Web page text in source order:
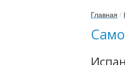
Главная /